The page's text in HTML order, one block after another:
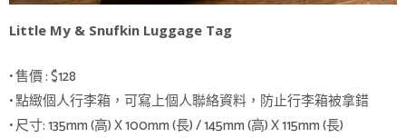
Little My & Snufkin Luggage Tag
• 售價 : $128
• 點緻個人行李箱，可寫上個人聯絡資料，防止行李箱被拿錯
• 尺寸: 135mm (高) X 100mm (長) / 145mm (高) X 115mm (長)